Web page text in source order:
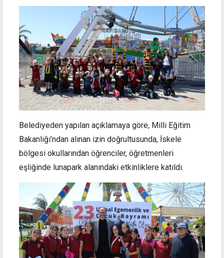
Belediyeden yapılan açıklamaya göre, Milli Eğitim
Bakanlığı’ndan alınan izin doğrultusunda, İskele
bölgesi okullarından öğrenciler, öğretmenleri
eşliğinde lunapark alanındaki etkinliklere katıldı.